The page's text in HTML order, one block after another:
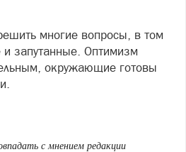
многие вопросы, в том
запутанные. Оптимизм
окружающие готовы
с мнением редакции